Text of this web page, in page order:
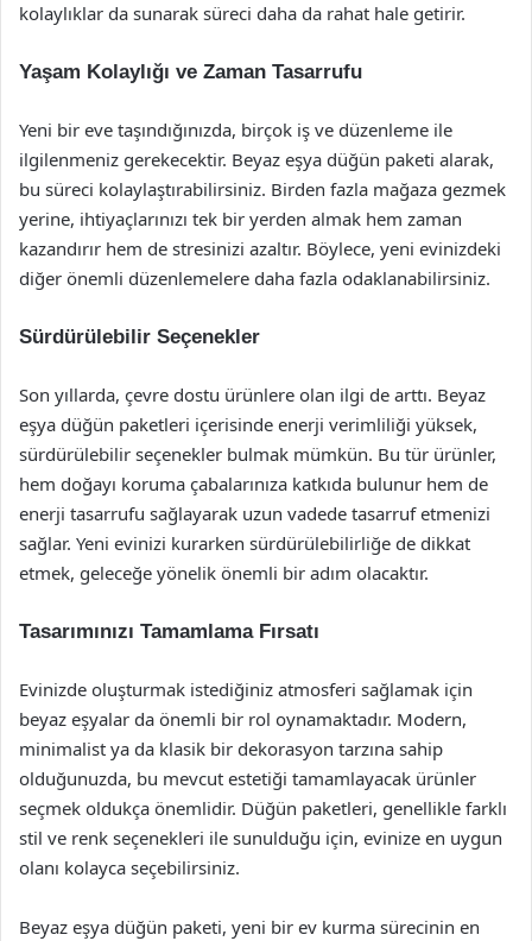
kolaylıklar da sunarak süreci daha da rahat hale getirir.
Yaşam Kolaylığı ve Zaman Tasarrufu
Yeni bir eve taşındığınızda, birçok iş ve düzenleme ile
ilgilenmeniz gerekecektir. Beyaz eşya düğün paketi alarak,
bu süreci kolaylaştırabilirsiniz. Birden fazla mağaza gezmek
yerine, ihtiyaçlarınızı tek bir yerden almak hem zaman
kazandırır hem de stresinizi azaltır. Böylece, yeni evinizdeki
diğer önemli düzenlemelere daha fazla odaklanabilirsiniz.
Sürdürülebilir Seçenekler
Son yıllarda, çevre dostu ürünlere olan ilgi de arttı. Beyaz
eşya düğün paketleri içerisinde enerji verimliliği yüksek,
sürdürülebilir seçenekler bulmak mümkün. Bu tür ürünler,
hem doğayı koruma çabalarınıza katkıda bulunur hem de
enerji tasarrufu sağlayarak uzun vadede tasarruf etmenizi
sağlar. Yeni evinizi kurarken sürdürülebilirliğe de dikkat
etmek, geleceğe yönelik önemli bir adım olacaktır.
Tasarımınızı Tamamlama Fırsatı
Evinizde oluşturmak istediğiniz atmosferi sağlamak için
beyaz eşyalar da önemli bir rol oynamaktadır. Modern,
minimalist ya da klasik bir dekorasyon tarzına sahip
olduğunuzda, bu mevcut estetiği tamamlayacak ürünler
seçmek oldukça önemlidir. Düğün paketleri, genellikle farklı
stil ve renk seçenekleri ile sunulduğu için, evinize en uygun
olanı kolayca seçebilirsiniz.
Beyaz eşya düğün paketi, yeni bir ev kurma sürecinin en